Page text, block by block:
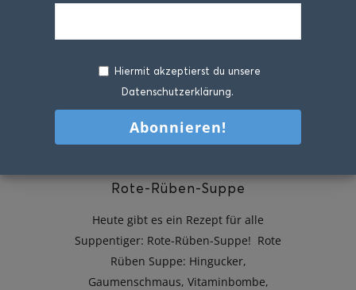
Rote-Rüben-Suppe
Heute gibt es ein Rezept für alle
Suppentiger: Rote-Rüben-Suppe! Rote
Rüben Suppe: Hingucker,
Gaumenschmaus, Vitaminbombe,
Hiermit akzeptierst du unsere
Datenschutzerklärung.